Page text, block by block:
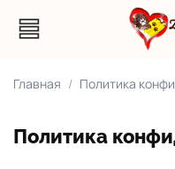
Главная Политика
Политика